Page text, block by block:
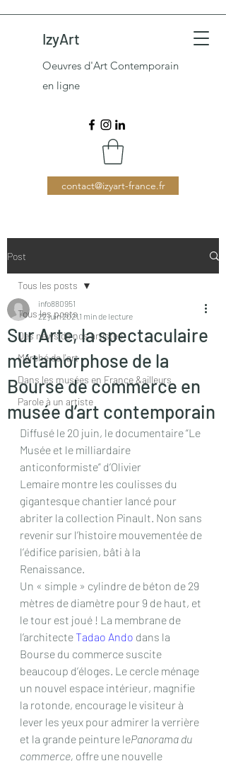
IzyArt
Oeuvres d'Art Contemporain
en ligne
contact@izyart-france.fr
Post
Tous les posts
Des news de nos artistes
Marché de l'art
Dans les musées en France &ailleurs
Parole à un artiste
Tous les posts
Sur Arte, la spectaculaire
métamorphose de la
Bourse de commerce en
musée d’art contemporain
info880951
22 juin 2021 1 min de lecture
Diffusé le 20 juin, le documentaire “Le
Musée et le milliardaire
anticonformiste” d’Olivier
Lemaire montre les coulisses du
gigantesque chantier lancé pour
abriter la collection Pinault. Non sans
revenir sur l’histoire mouvementée de
l’édifice parisien, bâti à la
Renaissance.
Un « simple » cylindre de béton de 29
mètres de diamètre pour 9 de haut, et
le tour est joué ! La membrane de
l’architecte Tadao Ando dans la
Bourse du commerce suscite
beaucoup d’éloges. Le cercle ménage
un nouvel espace intérieur, magnifie
la rotonde, encourage le visiteur à
lever les yeux pour admirer la verrière
et la grande peinture lePanorama du
commerce, offre une nouvelle